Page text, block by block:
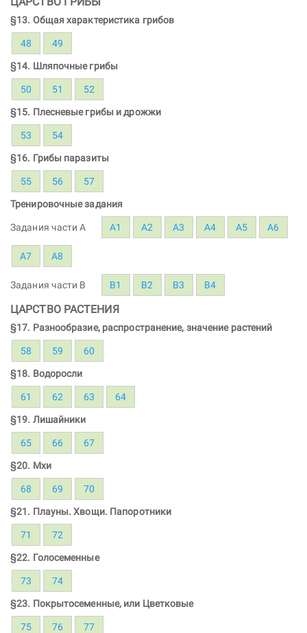
§13. Общая характеристика грибов
48 49
§14. Шляпочные грибы
50 51 52
§15. Плесневые грибы и дрожжи
53 54
§16. Грибы паразиты
55 56 57
Тренировочные задания
Задания части A А1 А2 А3 А4 А5 А6
А7 А8
Задания части B В1 В2 В3 В4
ЦАРСТВО РАСТЕНИЯ
§17. Разнообразие, распространение, значение растений
58 59 60
§18. Водоросли
61 62 63 64
§19. Лишайники
65 66 67
§20. Мхи
68 69 70
§21. Плауны. Хвощи. Папоротники
71 72
§22. Голосеменные
73 74
§23. Покрытосеменные, или Цветковые
75 76 77